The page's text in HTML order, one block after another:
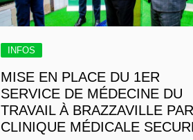
INFOS
MISE EN PLACE DU 1ER
SERVICE DE MÉDECINE DU
TRAVAIL À BRAZZAVILLE
CLINIQUE MÉDICALE